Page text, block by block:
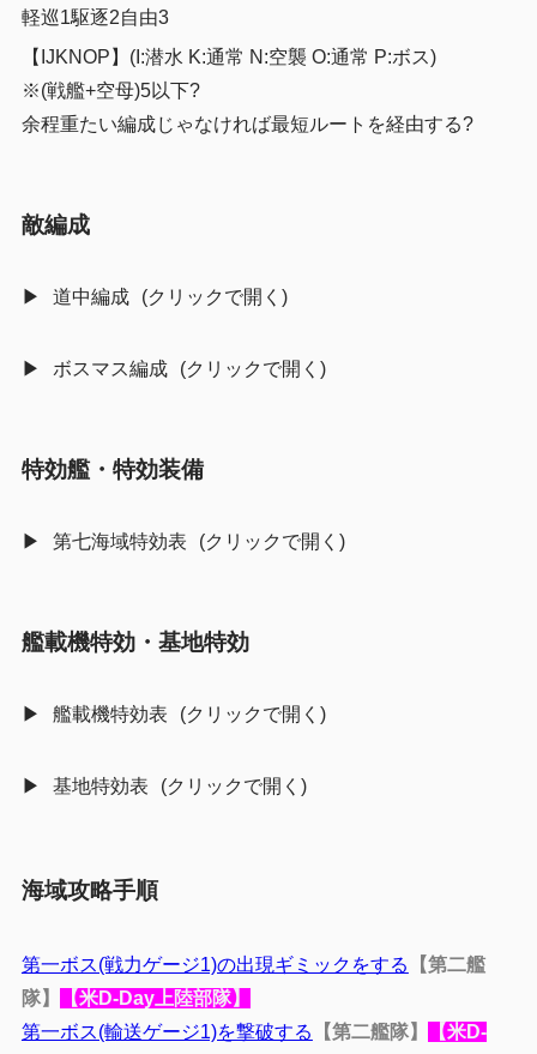
軽巡1駆逐2自由3
【IJKNOP】(I:潜水 K:通常 N:空襲 O:通常 P:ボス)
※(戦艦+空母)5以下?
余程重たい編成じゃなければ最短ルートを経由する?
敵編成
道中編成
ボスマス編成
特効艦・特効装備
第七海域特効表
艦載機特効・基地特効
艦載機特効表
基地特効表
海域攻略手順
第一ボス(戦力ゲージ1)の出現ギミックをする
【第二艦
隊】
【米D-Day上陸部隊】
第一ボス(輸送ゲージ1)を撃破する
【第二艦隊】
【米D-